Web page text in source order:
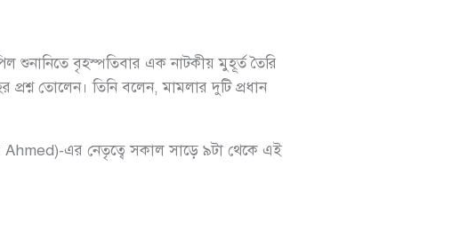
বৃহস্পতিবার এক নাটকীয় মুহূর্ত তৈরি
প্রশ্ন তোলেন। তিনি বলেন, মামলার দুটি প্রধান
এর নেতৃত্বে সকাল সাড়ে ৯টা থেকে এই